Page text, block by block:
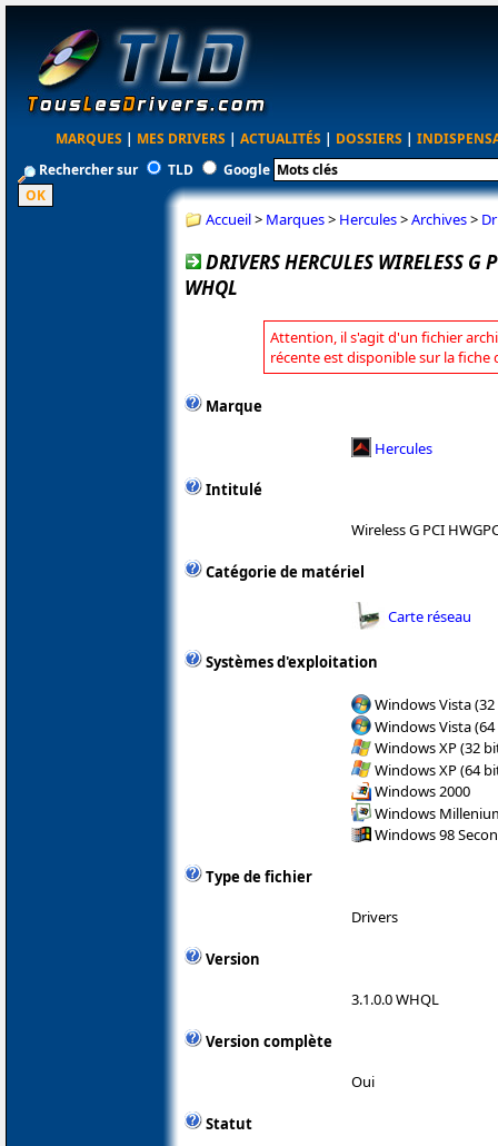
MARQUES | MES DRIVERS | ACTUALITÉS | DOSSIERS |
Rechercher sur
TLD Google
Accueil> Marques> Hercules>Archives>
DRIVERS HERCULES WIRELESS
WHQL
Attention, il s'agit d'un fichier
récente est disponible sur la fiche
Marque
Hercules
Intitulé
Wireless G PCI
Catégorie de matériel
Carte réseau
Systèmes d'exploitation
Windows Vista
Windows Vista
Windows XP (32
Windows XP (64
Windows 2000
Windows
Windows 98
Type de fichier
Drivers
Version
3.1.0.0 WHQL
Version complète
Oui
Statut